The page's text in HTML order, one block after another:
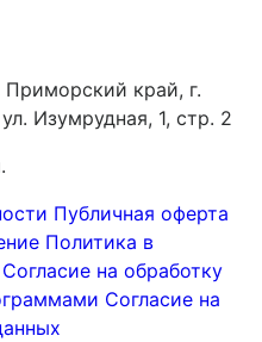
край, г.
Изумрудная, 1, стр. 2
Публичная оферта
Политика в
Согласие на обработку
Согласие на